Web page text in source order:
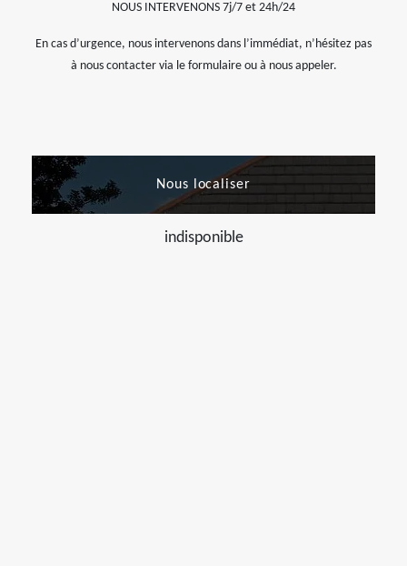
NOUS INTERVENONS 7j/7 et 24h/24
En cas d’urgence, nous intervenons dans l’immédiat, n’hésitez pas
à nous contacter via le formulaire ou à nous appeler.
Nous localiser
indisponible